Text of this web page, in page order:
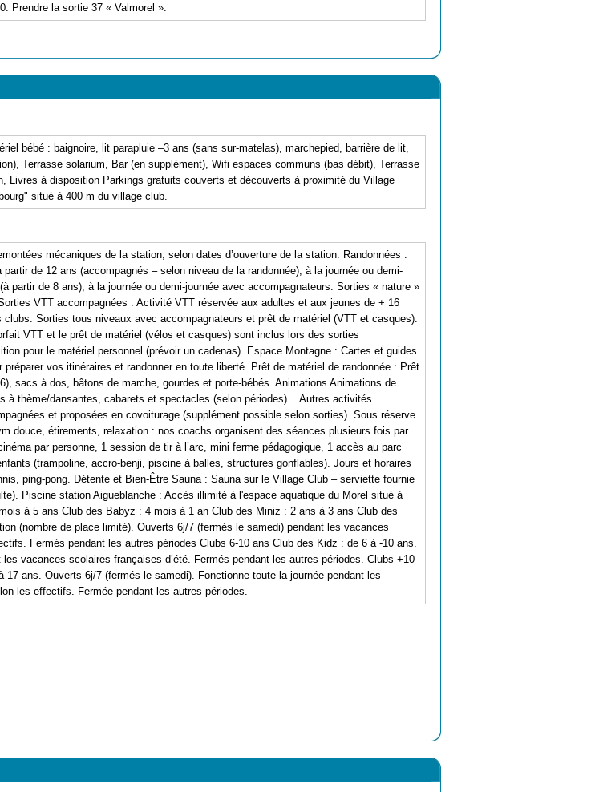
Prendre la sortie 37 « Valmorel ».
bébé : baignoire, lit parapluie –3 ans (sans sur-matelas), marchepied, barrière de lit,
Terrasse solarium, Bar (en supplément), Wifi espaces communs (bas débit), Terrasse
à disposition Parkings gratuits couverts et découverts à proximité du Village
situé à 400 m du village club.
mécaniques de la station, selon dates d’ouverture de la station. Randonnées :
de 12 ans (accompagnés – selon niveau de la randonnée), à la journée ou demi-
partir de 8 ans), à la journée ou demi-journée avec accompagnateurs. Sorties « nature »
VTT accompagnées : Activité VTT réservée aux adultes et aux jeunes de + 16
Sorties tous niveaux avec accompagnateurs et prêt de matériel (VTT et casques).
VTT et le prêt de matériel (vélos et casques) sont inclus lors des sorties
pour le matériel personnel (prévoir un cadenas). Espace Montagne : Cartes et guides
vos itinéraires et randonner en toute liberté. Prêt de matériel de randonnée : Prêt
sacs à dos, bâtons de marche, gourdes et porte-bébés. Animations Animations de
thème/dansantes, cabarets et spectacles (selon périodes)... Autres activités
et proposées en covoiturage (supplément possible selon sorties). Sous réserve
douce, étirements, relaxation : nos coachs organisent des séances plusieurs fois par
par personne, 1 session de tir à l’arc, mini ferme pédagogique, 1 accès au parc
(trampoline, accro-benji, piscine à balles, structures gonflables). Jours et horaires
ping-pong. Détente et Bien-Être Sauna : Sauna sur le Village Club – serviette fournie
Piscine station Aigueblanche : Accès illimité à l'espace aquatique du Morel situé à
à 5 ans Club des Babyz : 4 mois à 1 an Club des Miniz : 2 ans à 3 ans Club des
(nombre de place limité). Ouverts 6j/7 (fermés le samedi) pendant les vacances
Fermés pendant les autres périodes Clubs 6-10 ans Club des Kidz : de 6 à -10 ans.
vacances scolaires françaises d’été. Fermés pendant les autres périodes. Clubs +10
ans. Ouverts 6j/7 (fermés le samedi). Fonctionne toute la journée pendant les
les effectifs. Fermée pendant les autres périodes.